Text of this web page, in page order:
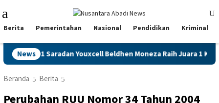
ke
konten
Mobile
Berita Pemerintahan Nasional Pendidikan Kriminal
News
1 Saradan Youxcell Beldhen Moneza Raih Juara 1 Kejurkot
Beranda Berita
Perubahan RUU Nomor 34 Tahun 2004